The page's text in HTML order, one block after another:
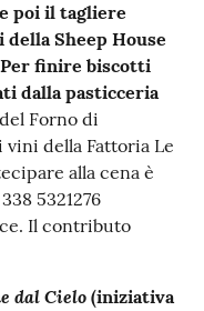
poi il tagliere
Sheep House
Per finire biscotti
dalla pasticceria
Forno di
vini della Fattoria Le
alla cena è
5321276
Il contributo
dal Cielo (iniziativa